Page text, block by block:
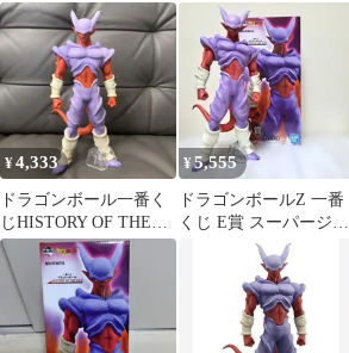
じ フィギュア
ネンバ フィギュア
¥4,333
ドラゴンボール一番く
じHISTORY OF THE
FILM E賞ジャネンバ
¥5,555
ドラゴンボールZ 一番
くじ E賞 スーパージャ
ネンバ MASTERLISE